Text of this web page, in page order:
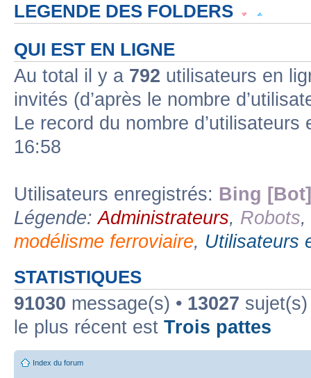
LEGENDE DES FOLDERS
Forum non lu Forum fermé, non lu Forum avec sous-forum non lu
Forum lien Sous-forum lu Sous-forum non lu
QUI EST EN LIGNE
Au total il y a 792 utilisateurs en
invités (d’après le nombre
Le record du nombre
16:58
Utilisateurs enregistrés: Bing [Bot]
Légende:Administrateurs, Robots,
modélisme ferroviaire, Utilisateurs
STATISTIQUES
91030 message(s) • 13027
le plus récent est Trois pattes
Index du forum